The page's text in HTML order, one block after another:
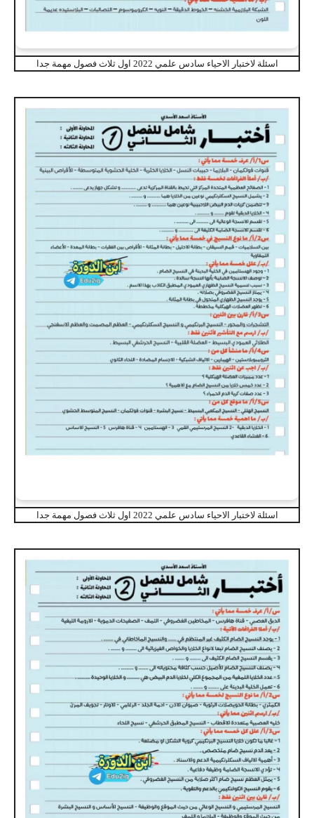
اسئلة لاختبار الاحياء سادس علمي 2022 اول ثلاث فصول مهمة جدا
اسئلة لاختبار الاحياء سادس علمي 2022 اول ثلاث فصول مهمة جدا